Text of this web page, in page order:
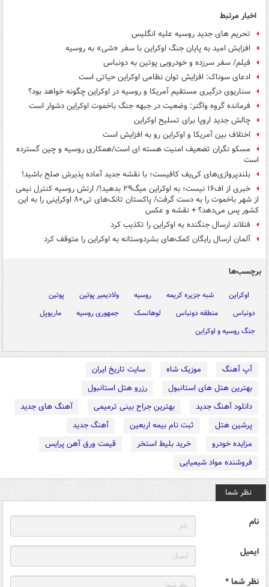
اخبار مرتبط
تحریم های جدید روسیه علیه انگلیس
افزایش امید به پایان جنگ اوکراین با سفر «شی» به روسیه
فیلم/ سفر سرزده و خودرویی پوتین به دونباس
ادعای سوناک: افزایش توان نظامی اوکراین حیاتی است
سناریوی درگیری مستقیم آمریکا و روسیه در اوکراین چگونه خواهد بود؟
فرمانده گروه واگنر: وضعیت در جبهه جنگ باخموت اوکراین دشوار است
چالش جدید اروپا برای تسلیح اوکراین
اختلاف بین آمریکا و اوکراین رو به افزایش است
مسکو نگران تضعیف امنیت هسته ای است/همکاری روسیه و چین گسترده
است
بلندپروازی‌های کی‌یف کافیست؛ با نقشه جدید آماده پذیرش صلح باشید!
خبری از اف۱۶ نیست؛ به اوکراین میگ۲۹ بدهید!/ ارتش روسیه کنترل نیمی
از شهر باخموت را به دست گرفت/ پاکستان تانک‌های تی۸۰ اوکراینی را به این
کشور پس می‌دهد؟ + نقشه و عکس
فنلاند ارسال جنگنده به اوکراین را تکذیب کرد
آلمان ارسال رایگان کمک‌های بشردوستانه به اوکراین را متوقف کرد
برچسب‌ها
اوکراین شبه جزیره کریمه روسیه ولادیمیر پوتین
پوتین
دونباس
منطقه دونباس لوهانسک جمهوری روسیه
ماریوپل
جنگ روسیه و اوکراین
آپ آهنگ موزیک شاه
سایت تاریخ ایران
بهترین هتل های استانبول
رزرو هتل استانبول
دانلود آهنگ جدید
بهترین جراح بینی ترمیمی
آهنگ های جدید
پرشین هتل
ثبت نام بیمه اربعین
آهنگ جدید
مزایده خودرو
خرید بلیط استخر
قیمت ورق آهن پرایس
فروشنده مواد شیمیایی
نظر شما
نام
ایمیل
نظر شما *